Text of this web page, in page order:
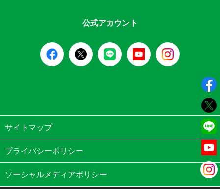
公式アカウント
サイトマップ
プライバシーポリシー
ソーシャルメディアポリシー